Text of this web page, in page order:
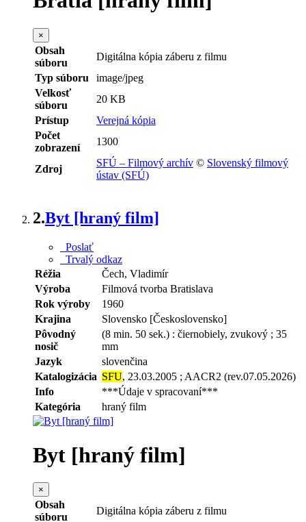
×
Obsah
súboru
Digitálna kópia záberu z filmu
Typ súboru
image/jpeg
Velkosť
súboru
20 KB
Prístup
Verejná kópia
Počet
zobrazení
1300
Zdroj
SFÚ – Filmový archív © Slovenský filmový
ústav (SFÚ)
2.Byt [hraný film]
Poslať
Trvalý odkaz
Réžia
Čech, Vladimír
Výroba
Filmová tvorba Bratislava
Rok výroby
1960
Krajina
Slovensko [Československo]
Pôvodný
nosič
(8 min. 50 sek.) : čiernobiely, zvukový ; 35
mm
Jazyk
slovenčina
Katalogizácia SFU, 23.03.2005 ; AACR2 (rev.07.05.2026)
Info
***Údaje v spracovaní***
Kategória
hraný film
Byt [hraný film]
×
Obsah
súboru
Digitálna kópia záberu z filmu